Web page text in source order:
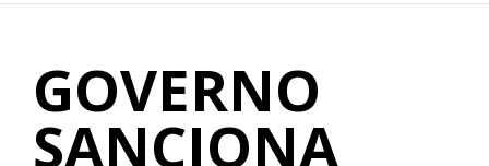
GOVERNO
SANCIONA